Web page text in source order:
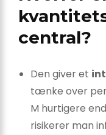
central?
Den giver et
tænke over
M hurtigere
risikerer man